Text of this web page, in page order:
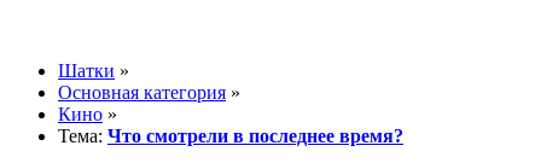
Шатки »
Основная категория »
Кино »
Тема: Что смотрели в последнее время?